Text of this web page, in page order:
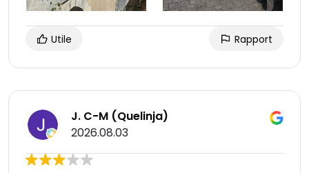
Utile Rapport
J. C-M (Quelinja)
2026.08.03